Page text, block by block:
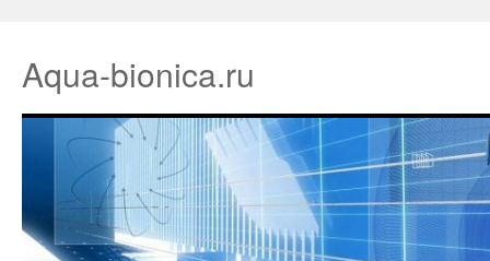
Aqua-bionica.ru